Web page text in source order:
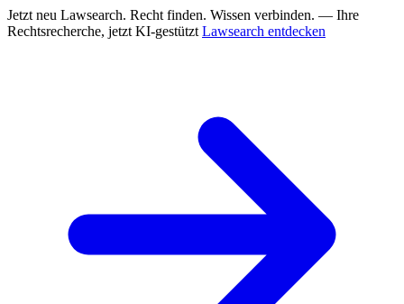
Jetzt neu Lawsearch. Recht finden. Wissen verbinden. — Ihre
Rechtsrecherche, jetzt KI-gestützt Lawsearch entdecken